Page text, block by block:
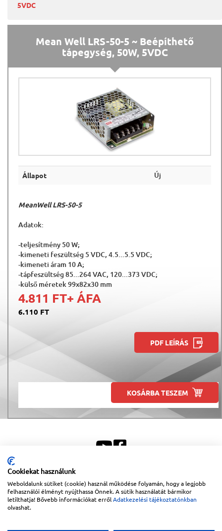
5VDC
Mean Well LRS-50-5 ~ Beépíthető
tápegység, 50W, 5VDC
Állapot Új
MeanWell LRS-50-5
Adatok:
-teljesítmény 50 W;
-kimeneti feszültség 5 VDC, 4.5...5.5 VDC;
-kimeneti áram 10 A;
-tápfeszültség 85...264 VAC, 120...373 VDC;
-külső méretek 99x82x30 mm
4.811 FT+ ÁFA
6.110 FT
PDF LEÍRÁS
KOSÁRBA TESZEM
Sitemap| Impresszum
Copyright © 2026Lapanthera Kft.Webbolt | 1047Budapest, Váci út 15-19.|+36-30/539-
Cookiekat használunk
Weboldalunk sütiket (cookie) használ működése folyamán, hogy a legjobb
felhasználói élményt nyújthassa Önnek. A sütik használatát bármikor
letilthatja! Bővebb információkat errőlAdatkezelési tájékoztatónkban
olvashat.